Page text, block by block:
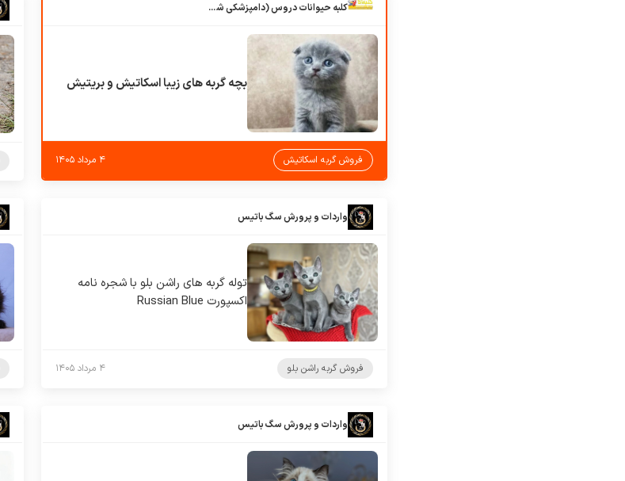
کلبه حیوانات دروس (دامپزشکی شهرزاد)
بچه گربه های زیبا اسکاتیش و بریتیش
فروش گربه اسکاتیش ۴ مرداد ۱۴۰۵
واردات و پرورش سگ باتیس
توله گربه های راشن بلو با شجره نامه
اکسپورت Russian Blue
فروش گربه راشن بلو ۴ مرداد ۱۴۰۵
واردات و پرورش سگ باتیس